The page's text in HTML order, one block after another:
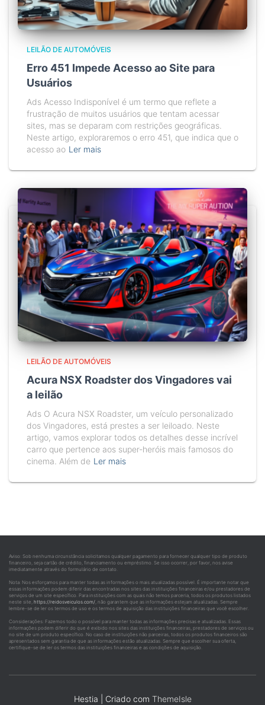
LEILÃO DE AUTOMÓVEIS
Erro 451 Impede Acesso ao Site para
Usuários
Ads Acesso Indisponível é um termo que reflete a
frustração de muitos usuários que tentam acessar
sites, mas se deparam com restrições geográficas.
Neste artigo, exploraremos o erro 451, que indica que o
acesso ao Ler mais
LEILÃO DE AUTOMÓVEIS
Acura NSX Roadster dos Vingadores vai
a leilão
Ads O Acura NSX Roadster, um veículo personalizado
dos Vingadores, está prestes a ser leiloado. Neste
artigo, vamos explorar todos os detalhes desse incrível
carro que pertence aos super-heróis mais famosos do
cinema. Além de Ler mais
Aviso: Sob nenhuma circunstância solicitamos qualquer pagamento para fornecer qualquer tipo de produto
financeiro, seja cartão de crédito, financiamento ou empréstimo. Se isso ocorrer, por favor, nos avise
imediatamente através do formulário de contato.
Nota: Nos esforçamos para manter todas as informações o mais atualizadas possível. É importante notar que
essas informações podem diferir das encontradas nos sites das instituições financeiras e/ou prestadores de
serviços de um site específico. Para instituições com as quais não temos parceria, todos os produtos listados
neste site, https://reidosveiculos.com/, não garantem que as informações estejam atualizadas. Sempre
lembre-se de ler os termos de uso e os termos de aquisição das instituições financeiras que você escolher.
Considerações: Fazemos todo o possível para manter todas as informações precisas e atualizadas. Essas
informações podem diferir do que é exibido nos sites das instituições financeiras, prestadores de serviços ou
no site de um produto específico. No caso de instituições não parceiras, todos os produtos financeiros são
apresentados sem garantia de que as informações estão atualizadas. Sempre que escolher sua oferta,
certifique-se de ler os termos das instituições financeiras e as condições de aquisição.
Hestia | Criado com ThemeIsle